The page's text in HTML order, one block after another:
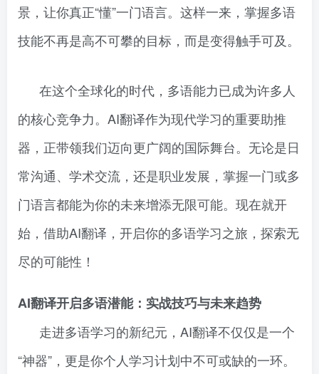
景，让你真正“懂”一门语言。这样一来，掌握多语
技能不再是高不可攀的目标，而是变得触手可及。
在这个全球化的时代，多语能力已成为许多人
的核心竞争力。AI翻译作为现代学习的重要助推
器，正带领我们迈向更广阔的国际舞台。无论是日
常沟通、学术交流，还是职业发展，掌握一门或多
门语言都能为你的未来增添无限可能。现在就开
始，借助AI翻译，开启你的多语学习之旅，探索无
尽的可能性！
AI翻译开启多语潜能：实战技巧与未来趋势
走进多语学习的新纪元，AI翻译不仅仅是一个
“神器”，更是你个人学习计划中不可或缺的一环。